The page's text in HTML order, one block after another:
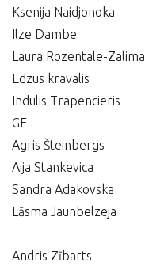
Ksenija Naidjonoka
Ilze Dambe
Laura Rozentale-Zalima
Edzus kravalis
Indulis Trapencieris
GF
Agris Šteinbergs
Aija Stankevica
Sandra Adakovska
Lāsma Jaunbelzeja
Andris Zībarts